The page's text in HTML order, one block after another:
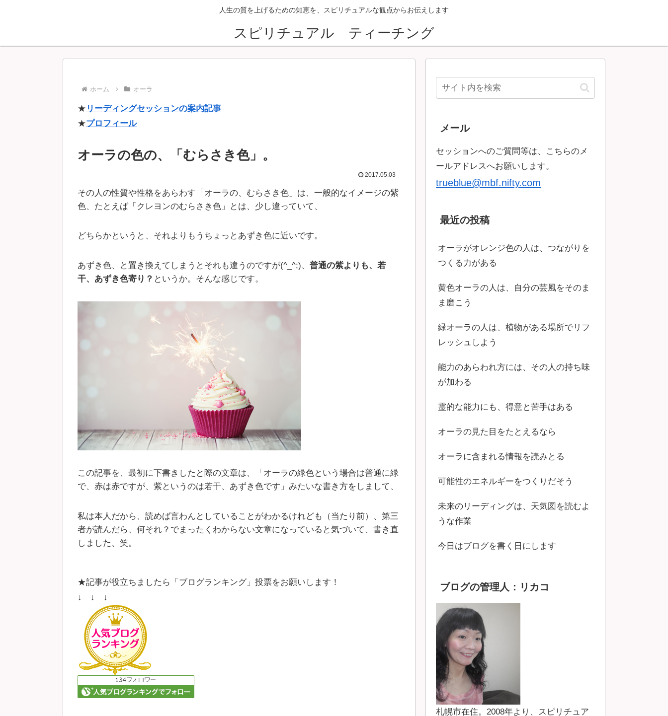
人生の質を上げるための知恵を、スピリチュアルな観点からお伝えします
スピリチュアル ティーチング
ホーム オーラ
★ リーディングセッションの案内記事
★プロフィール
オーラの色の、「むらさき色」。
2017.05.03
その人の性質や性格をあらわす「オーラの、むらさき色」は、一般的なイメージの紫
色、たとえば「クレヨンのむらさき色」とは、少し違っていて、
どちらかというと、それよりもうちょっとあずき色に近いです。
あずき色、と置き換えてしまうとそれも違うのですが(^_^;)、 普通の紫よりも、若
干、あずき色寄り？ というか。そんな感じです。
この記事を、最初に下書きしたと際の文章は、「オーラの緑色という場合は普通に緑
で、赤は赤ですが、紫というのは若干、あずき色です」みたいな書き方をしまして、
私は本人だから、読めば言わんとしていることがわかるけれども（当たり前）、第三
者が読んだら、何それ？でまったくわからない文章になっていると気づいて、書き直
しました、笑。
★記事が役立ちましたら「ブログランキング」投票をお願いします！
↓ ↓ ↓
メール
セッションへのご質問等は、こちらのメ
ールアドレスへお願いします。
trueblue@mbf.nifty.com
最近の投稿
オーラがオレンジ色の人は、つながりを
つくる力がある
黄色オーラの人は、自分の芸風をそのま
ま磨こう
緑オーラの人は、植物がある場所でリフ
レッシュしよう
能力のあらわれ方には、その人の持ち味
が加わる
霊的な能力にも、得意と苦手はある
オーラの見た目をたとえるなら
オーラに含まれる情報を読みとる
可能性のエネルギーをつくりだそう
未来のリーディングは、天気図を読むよ
うな作業
今日はブログを書く日にします
ブログの管理人：リカコ
札幌市在住。2008年より、スピリチュア